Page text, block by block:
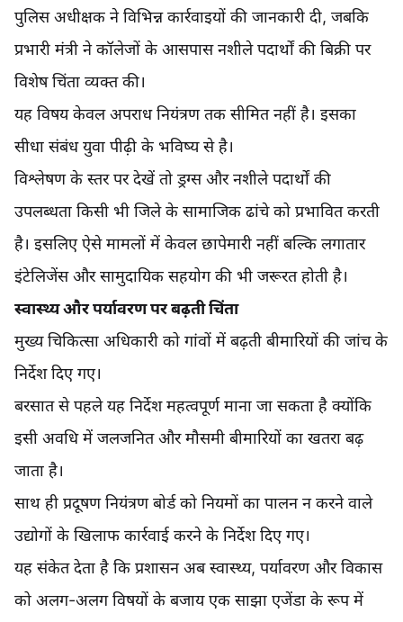
पुलिस अधीक्षक ने विभिन्न कार्रवाइयों की जानकारी दी, जबकि
प्रभारी मंत्री ने कॉलेजों के आसपास नशीले पदार्थों की बिक्री पर
विशेष चिंता व्यक्त की।
यह विषय केवल अपराध नियंत्रण तक सीमित नहीं है। इसका
सीधा संबंध युवा पीढ़ी के भविष्य से है।
विश्लेषण के स्तर पर देखें तो ड्रग्स और नशीले पदार्थों की
उपलब्धता किसी भी जिले के सामाजिक ढांचे को प्रभावित करती
है। इसलिए ऐसे मामलों में केवल छापेमारी नहीं बल्कि लगातार
इंटेलिजेंस और सामुदायिक सहयोग की भी जरूरत होती है।
स्वास्थ्य और पर्यावरण पर बढ़ती चिंता
मुख्य चिकित्सा अधिकारी को गांवों में बढ़ती बीमारियों की जांच के
निर्देश दिए गए।
बरसात से पहले यह निर्देश महत्वपूर्ण माना जा सकता है क्योंकि
इसी अवधि में जलजनित और मौसमी बीमारियों का खतरा बढ़
जाता है।
साथ ही प्रदूषण नियंत्रण बोर्ड को नियमों का पालन न करने वाले
उद्योगों के खिलाफ कार्रवाई करने के निर्देश दिए गए।
यह संकेत देता है कि प्रशासन अब स्वास्थ्य, पर्यावरण और विकास
को अलग-अलग विषयों के बजाय एक साझा एजेंडा के रूप में